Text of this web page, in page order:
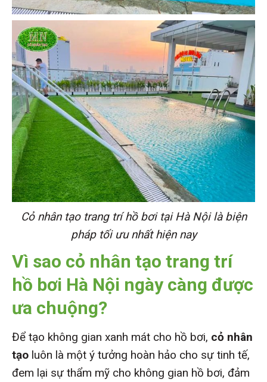
Cỏ nhân tạo trang trí hồ bơi tại Hà Nội là biện
pháp tối ưu nhất hiện nay
Vì sao cỏ nhân tạo trang trí
hồ bơi Hà Nội ngày càng được
ưa chuộng?
Để tạo không gian xanh mát cho hồ bơi, cỏ nhân
tạo luôn là một ý tưởng hoàn hảo cho sự tinh tế,
đem lại sự thẩm mỹ cho không gian hồ bơi, đảm